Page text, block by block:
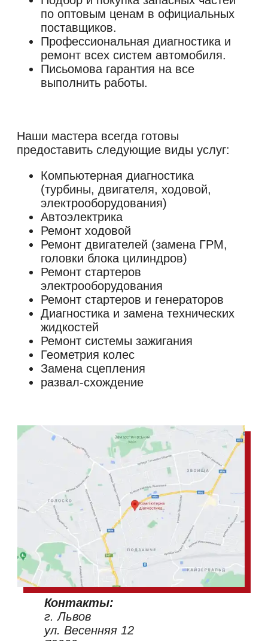
по оптовым ценам в официальных
поставщиков.
Профессиональная диагностика и
ремонт всех систем автомобиля.
Письомова гарантия на все
выполнить работы.
Наши мастера всегда готовы
Компьютерная диагностика
(турбины, двигателя, ходовой,
электрооборудования)
Автоэлектрика
Ремонт ходовой
Ремонт двигателей (замена ГРМ,
головки блока цилиндров)
Ремонт стартеров
электрооборудования
Ремонт стартеров и генераторов
Диагностика и замена технических
жидкостей
Ремонт системы зажигания
Геометрия колес
Замена сцепления
развал-схождение
Контакты:
г. Львов
ул. Весенняя 12